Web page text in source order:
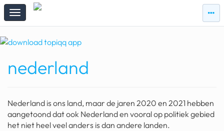
zie
topiqqs
zie
#vandaag
Topiqqs Reacties
ark van noach
nederland
Nederland is ons land, maar de jaren 2020 en 2021 hebben
aangetoond dat ook Nederland en vooral op politiek gebied
het niet heel veel anders is dan andere landen.